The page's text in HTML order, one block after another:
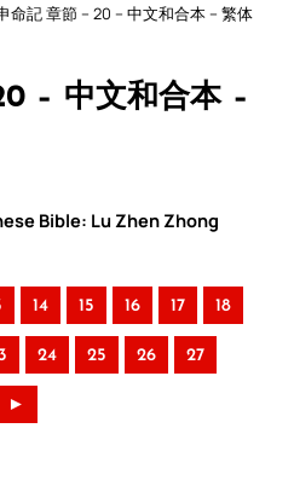
命記 章節 – 20 – 中文和合本 – 繁体
– 中文和合本 –
Bible: Lu Zhen Zhong
14 15 16 17 18
24 25 26 27
►